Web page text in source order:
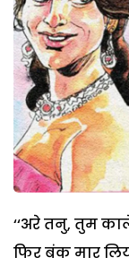
‘‘अरे तनु, तुम
फिर बंक मार